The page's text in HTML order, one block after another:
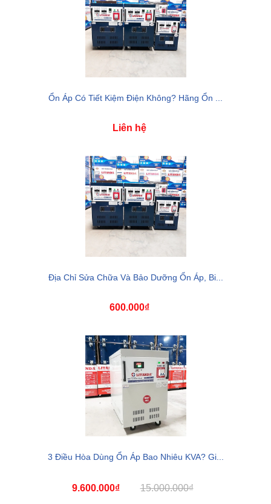
Ổn Áp Có Tiết Kiệm Điện Không? Hãng Ổn ...
Liên hệ
Địa Chỉ Sửa Chữa Và Bảo Dưỡng Ổn Áp, Bi...
600.000₫
3 Điều Hòa Dùng Ổn Áp Bao Nhiêu KVA? Gi...
9.600.000₫ 15.000.000₫